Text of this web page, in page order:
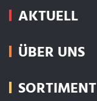
AKTUELL
ÜBER UNS
SORTIMENT